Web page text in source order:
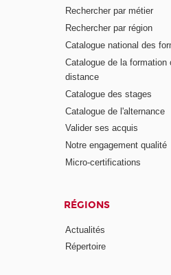
Rechercher par métier
Rechercher par région
Catalogue national des
Catalogue de la formation
distance
Catalogue des stages
Catalogue de l'alternance
Valider ses acquis
Notre engagement qualité
Micro-certifications
RÉGIONS
Actualités
Répertoire